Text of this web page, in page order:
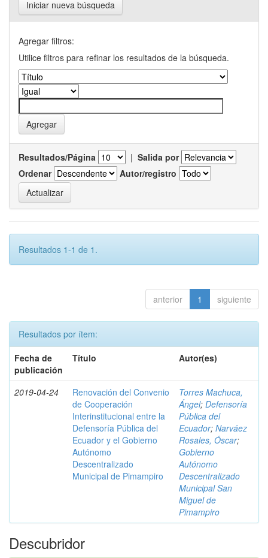
Iniciar nueva búsqueda
Agregar filtros:
Utilice filtros para refinar los resultados de la búsqueda.
Resultados/Página | Salida por
Ordenar
Autor/registro
Resultados 1-1 de 1.
anterior 1 siguiente
Resultados por ítem:
Fecha de
publicación
Título Autor(es)
2019-04-24
Renovación del Convenio
de Cooperación
Interinstitucional entre la
Defensoría Pública del
Ecuador y el Gobierno
Autónomo
Descentralizado
Municipal de Pimampiro
Torres Machuca,
Ángel; Defensoría
Pública del
Ecuador; Narváez
Rosales, Óscar;
Gobierno
Autónomo
Descentralizado
Municipal San
Miguel de
Pimampiro
Descubridor